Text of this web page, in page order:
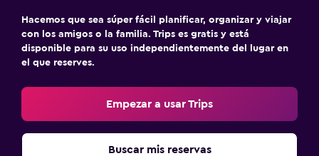
Hacemos que sea súper fácil planificar, organizar y viajar
con los amigos o la familia. Trips es gratis y está
disponible para su uso independientemente del lugar en
el que reserves.
Empezar a usar Trips
Buscar mis reservas